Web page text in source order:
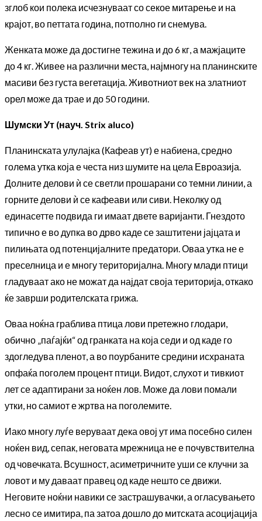
зглоб кои полека исчезнуваат со секое митарење и на
крајот, во петтата година, потполно ги снемува.
Женката може да достигне тежина и до 6 кг, а мажјаците
до 4 кг. Живее на различни места, најмногу на планинските
масиви без густа вегетација. Животниот век на златниот
орел може да трае и до 50 години.
Шумски Ут (науч. Strix aluco)
Планинската улулајка (Кафеав ут) е набиена, средно
голема утка која е честа низ шумите на цела Евроазија.
Долните делови ѝ се светли прошарани со темни линии, а
горните делови ѝ се кафеави или сиви. Неколку од
единасетте подвида ги имаат двете варијанти. Гнездото
типично е во дупка во дрво каде се заштитени јајцата и
пилињата од потенцијалните предатори. Оваа утка не е
преселница и е многу територијална. Многу млади птици
гладуваат ако не можат да најдат своја територија, откако
ќе заврши родителската грижа.
Оваа ноќна граблива птица лови претежно глодари,
обично „паѓајќи“ од гранката на која седи и од каде го
здогледува пленот, а во поурбаните средини исхраната
опфаќа поголем процент птици. Видот, слухот и тивкиот
лет се адаптирани за ноќен лов. Може да лови помали
утки, но самиот е жртва на поголемите.
Иако многу луѓе веруваат дека овој ут има посебно силен
ноќен вид, сепак, неговата мрежница не е почувствителна
од човечката. Всушност, асиметричните уши се клучни за
ловот и му даваат правец од каде нешто се движи.
Неговите ноќни навики се застрашувачки, а огласувањето
лесно се имитира, па затоа дошло до митската асоцијација